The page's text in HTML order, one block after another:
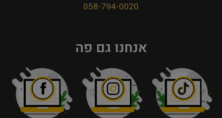
058-794-0020
אנחנו גם פה